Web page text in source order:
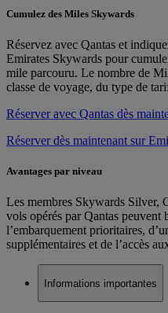
Cumulez des Miles Skywards
Réservez avec Qantas et
Emirates Skywards pour
mile parcouru. Le nombre de
classe de voyage, du type de
Réserver avec Qantas dès
Réserver dès maintenant sur
Avantages par niveau
Les membres Skywards Silver,
vols opérés par Qantas peuvent
l’embarquement prioritaires,
supplémentaires et de l’accès
Informations importantes